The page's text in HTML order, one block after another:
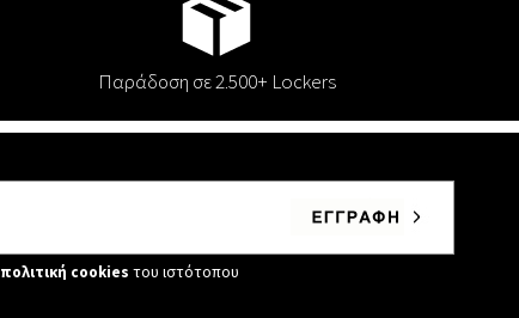
Παράδοση σε 2.500+ Lockers
πολιτική cookies του ιστότοπου